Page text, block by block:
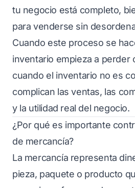
tu negocio está completo,
para venderse sin
Cuando este proceso se
inventario empieza a perder
cuando el inventario no es
complican las ventas, las
y la utilidad real del negocio.
¿Por qué es importante
de mercancía?
La mercancía representa
pieza, paquete o producto